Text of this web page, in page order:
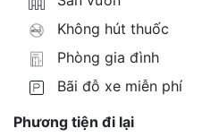
Không hút thuốc
Phòng gia đình
Bãi đỗ xe miễn phí
Phương tiện đi lại